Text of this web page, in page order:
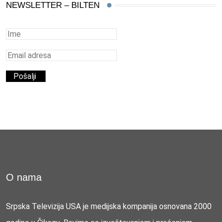
NEWSLETTER – BILTEN
O nama
Srpska Televizija USA je medijska kompanija osnovana 2000